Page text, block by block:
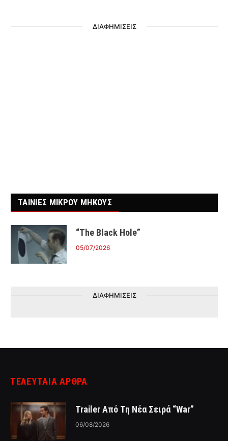
ΔΙΑΦΗΜΙΣΕΙΣ
ΤΑΙΝΙΕΣ ΜΙΚΡΟΥ ΜΗΚΟΥΣ
“The Black Hole”
05/07/2026
ΔΙΑΦΗΜΙΣΕΙΣ
ΤΕΛΕΥΤΑΙΑ ΑΡΘΡΑ
Trailer Από Τη Νέα Σειρά “War”
06/08/2026